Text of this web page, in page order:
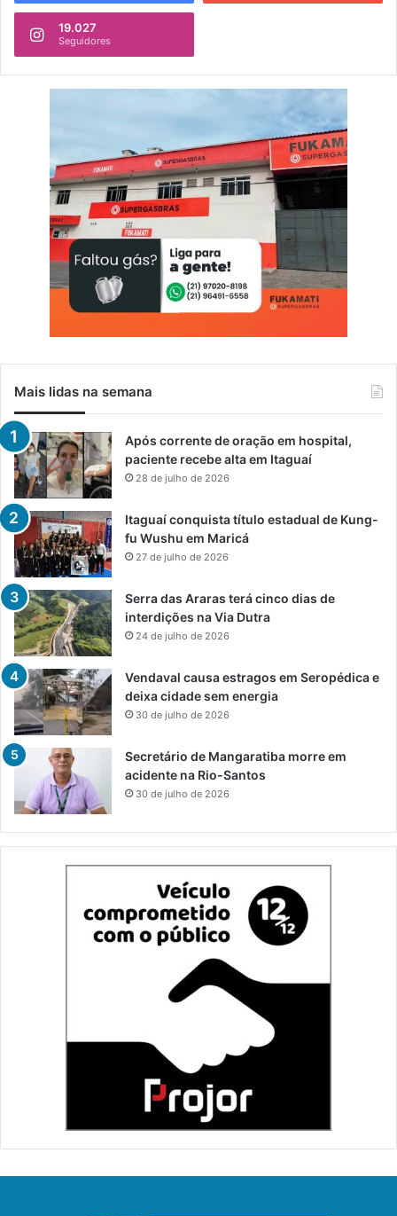
19.027
Seguidores
Mais lidas na semana
Após corrente de oração em hospital,
paciente recebe alta em Itaguaí
28 de julho de 2026
Itaguaí conquista título estadual de Kung-
fu Wushu em Maricá
27 de julho de 2026
Serra das Araras terá cinco dias de
interdições na Via Dutra
24 de julho de 2026
Vendaval causa estragos em Seropédica e
deixa cidade sem energia
30 de julho de 2026
Secretário de Mangaratiba morre em
acidente na Rio-Santos
30 de julho de 2026